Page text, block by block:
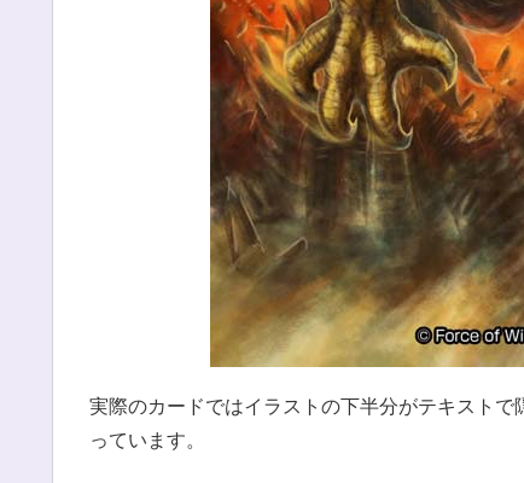
実際のカードではイラストの下半分がテキスト
っています。